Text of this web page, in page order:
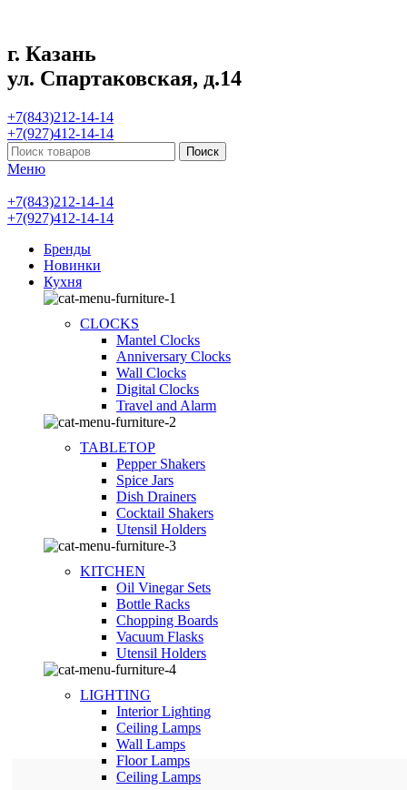
г. Казань
ул. Спартаковская, д.14
+7(843)212-14-14
+7(927)412-14-14
Поиск
Меню
+7(843)212-14-14
+7(927)412-14-14
Бренды
Новинки
Кухня
CLOCKS
Mantel Clocks
Anniversary Clocks
Wall Clocks
Digital Clocks
Travel and Alarm
TABLETOP
Pepper Shakers
Spice Jars
Dish Drainers
Сocktail Shakers
Utensil Holders
KITCHEN
Oil Vinegar Sets
Bottle Racks
Chopping Boards
Vacuum Flasks
Utensil Holders
LIGHTING
Interior Lighting
Ceiling Lamps
Wall Lamps
Floor Lamps
Ceiling Lamps